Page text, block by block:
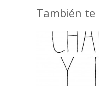
También